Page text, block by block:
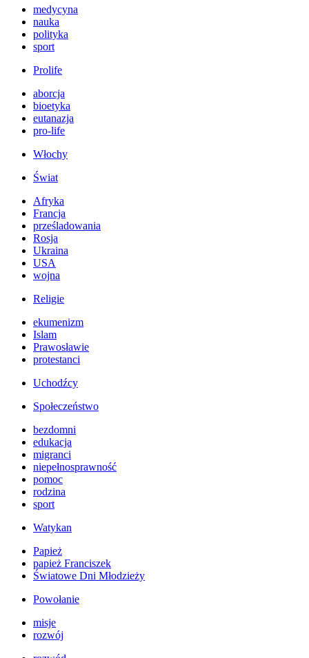
medycyna
nauka
polityka
sport
Prolife
aborcja
bioetyka
eutanazja
pro-life
Włochy
Świat
Afryka
Francja
prześladowania
Rosja
Ukraina
USA
wojna
Religie
ekumenizm
Islam
Prawosławie
protestanci
Uchodźcy
Społeczeństwo
bezdomni
edukacja
migranci
niepełnosprawność
pomoc
rodzina
sport
Watykan
Papież
papież Franciszek
Światowe Dni Młodzieży
Powołanie
misje
rozwój